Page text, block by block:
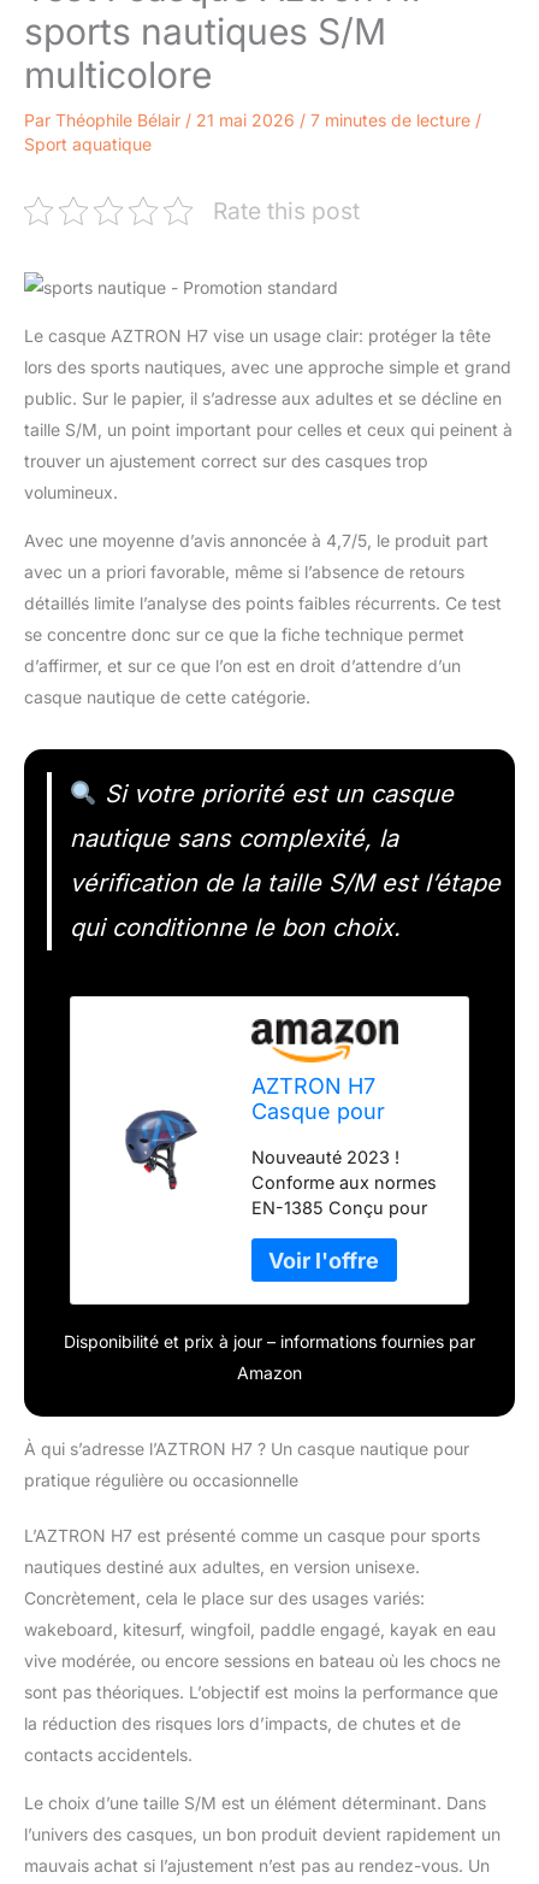
sports nautiques S/M
multicolore
Par Théophile Bélair / 21 mai 2026 / 7 minutes de lecture /
Sport aquatique
Rate this post
Le casque AZTRON H7 vise un usage clair: protéger la tête
lors des sports nautiques, avec une approche simple et grand
public. Sur le papier, il s’adresse aux adultes et se décline en
taille S/M, un point important pour celles et ceux qui peinent à
trouver un ajustement correct sur des casques trop
volumineux.
Avec une moyenne d’avis annoncée à 4,7/5, le produit part
avec un a priori favorable, même si l’absence de retours
détaillés limite l’analyse des points faibles récurrents. Ce test
se concentre donc sur ce que la fiche technique permet
d’affirmer, et sur ce que l’on est en droit d’attendre d’un
casque nautique de cette catégorie.
Si votre priorité est un casque
nautique sans complexité, la
vérification de la taille S/M est l’étape
qui conditionne le bon choix.
AZTRON H7
Casque pour
Adulte Unisexe,
Multicolore, S/M
Nouveauté 2023 !
Conforme aux normes
EN-1385 Conçu pour
Coque extérieure
légère avec trous de
ventilation Intérieur en
mousse visco-
fermeture à
Disponibilité et prix à jour – informations fournies par
Amazon
À qui s’adresse l’AZTRON H7 ? Un casque nautique pour
pratique régulière ou occasionnelle
L’AZTRON H7 est présenté comme un casque pour sports
nautiques destiné aux adultes, en version unisexe.
Concrètement, cela le place sur des usages variés:
wakeboard, kitesurf, wingfoil, paddle engagé, kayak en eau
vive modérée, ou encore sessions en bateau où les chocs ne
sont pas théoriques. L’objectif est moins la performance que
la réduction des risques lors d’impacts, de chutes et de
contacts accidentels.
Le choix d’une taille S/M est un élément déterminant. Dans
l’univers des casques, un bon produit devient rapidement un
mauvais achat si l’ajustement n’est pas au rendez-vous. Un